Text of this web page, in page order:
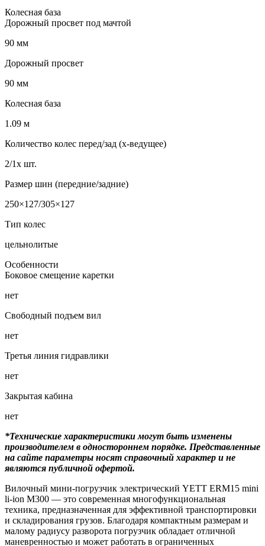
Колесная база
Дорожный просвет под мачтой
90 мм
Дорожный просвет
90 мм
Колесная база
1.09 м
Количество колес перед/зад (x-ведущее)
2/1x шт.
Размер шин (передние/задние)
250×127/305×127
Тип колес
цельнолитые
Особенности
Боковое смещение каретки
нет
Свободный подъем вил
нет
Третья линия гидравлики
нет
Закрытая кабина
нет
*Технические характеристики могут быть изменены
производителем в одностороннем порядке. Представленные
на сайте параметры носят справочный характер и не
являются публичной офертой.
Вилочный мини-погрузчик электрический YETT ERM15 mini
li-ion M300 — это современная многофункциональная
техника, предназначенная для эффективной транспортировки
и складирования грузов. Благодаря компактным размерам и
малому радиусу разворота погрузчик обладает отличной
маневренностью и может работать в ограниченных